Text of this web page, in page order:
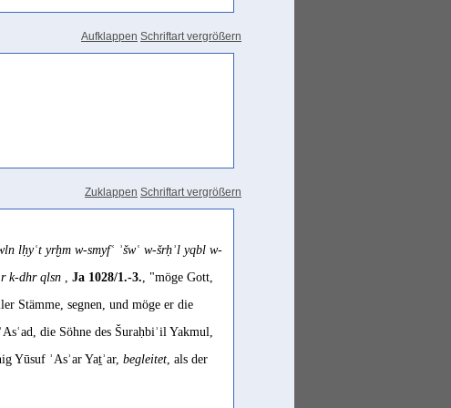
Aufklappen Schriftart vergrößern
Zuklappen Schriftart vergrößern
lḥyʿt yrḫm w-smyfʿ ʾšwʿ w-šrḥʾl yqbl w-
k-dhr qlsn , Ja 1028/1.-3., "möge Gott,
Stämme, segnen, und möge er die
die Söhne des Šuraḥbiʾil Yakmul,
Yūsuf ʾAsʾar Yaṯʾar, begleitet, als der